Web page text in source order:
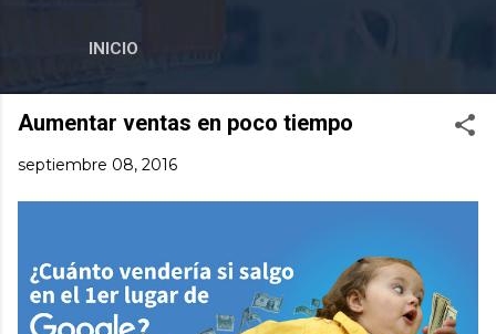
INICIO
Aumentar ventas en poco tiempo
septiembre 08, 2016